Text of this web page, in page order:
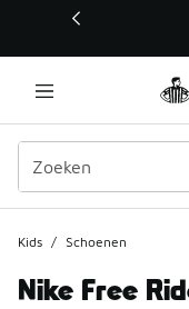
Deze link wordt
Kids / Schoenen
Nike Free